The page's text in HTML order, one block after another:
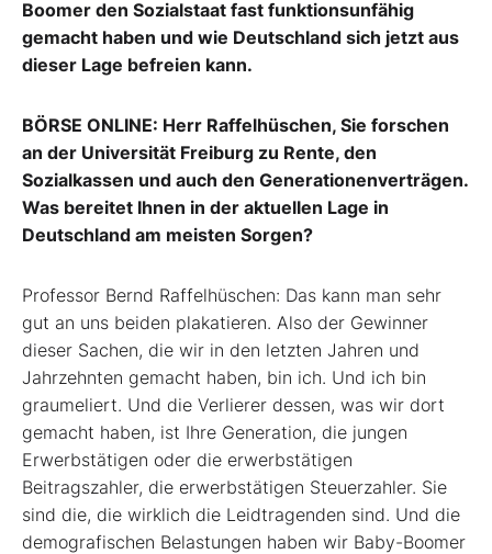
Boomer den Sozialstaat fast funktionsunfähig
gemacht haben und wie Deutschland sich jetzt aus
dieser Lage befreien kann.
BÖRSE ONLINE: Herr Raffelhüschen, Sie forschen
an der Universität Freiburg zu Rente, den
Sozialkassen und auch den Generationenverträgen.
Was bereitet Ihnen in der aktuellen Lage in
Deutschland am meisten Sorgen?
Professor Bernd Raffelhüschen: Das kann man sehr
gut an uns beiden plakatieren. Also der Gewinner
dieser Sachen, die wir in den letzten Jahren und
Jahrzehnten gemacht haben, bin ich. Und ich bin
graumeliert. Und die Verlierer dessen, was wir dort
gemacht haben, ist Ihre Generation, die jungen
Erwerbstätigen oder die erwerbstätigen
Beitragszahler, die erwerbstätigen Steuerzahler. Sie
sind die, die wirklich die Leidtragenden sind. Und die
demografischen Belastungen haben wir Baby-Boomer